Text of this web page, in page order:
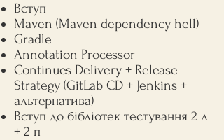
Вступ
Maven (Maven dependency hell)
Gradle
Annotation Processor
Continues Delivery + Release
Strategy (GitLab CD + Jenkins +
альтернатива)
Вступ до бібліотек тестування 2 л
+ 2 п